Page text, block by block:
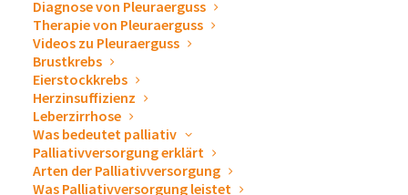
Diagnose von Pleuraerguss
Therapie von Pleuraerguss
Videos zu Pleuraerguss
Brustkrebs
Eierstockkrebs
Herzinsuffizienz
Leberzirrhose
Was bedeutet palliativ
Palliativversorgung erklärt
Arten der Palliativversorgung
Was Palliativversorgung leistet